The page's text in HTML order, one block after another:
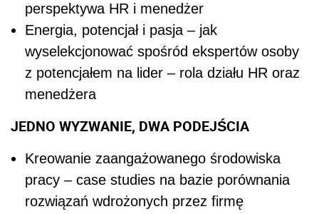
perspektywa HR i menedżer
Energia, potencjał i pasja – jak
wyselekcjonować spośród ekspertów osoby
z potencjałem na lider – rola działu HR oraz
menedżera
JEDNO WYZWANIE, DWA PODEJŚCIA
Kreowanie zaangażowanego środowiska
pracy – case studies na bazie porównania
rozwiązań wdrożonych przez firmę